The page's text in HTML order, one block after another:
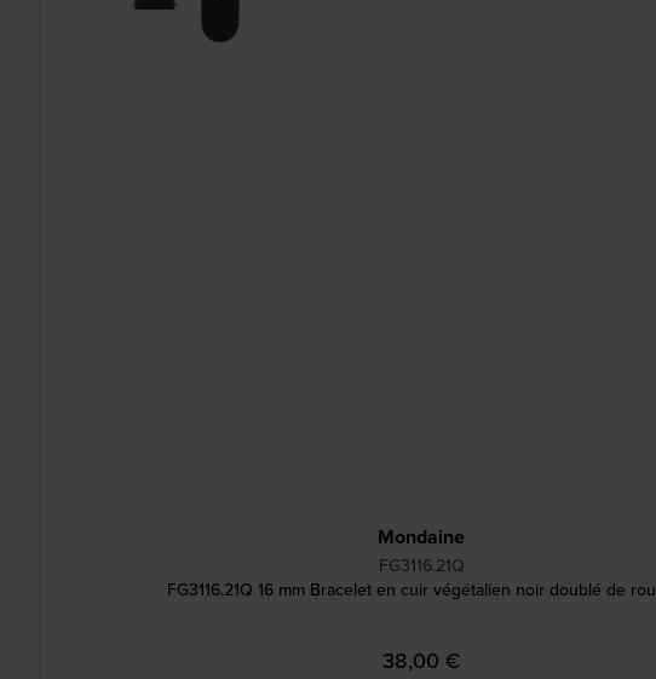
Mondaine
FG3116.21Q
FG3116.21Q 16 mm Bracelet en cuir végétalien noir doublé de
38,00 €